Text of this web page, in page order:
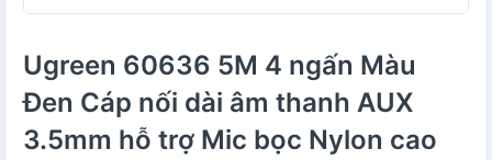
Ugreen 60636 5M 4 ngấn Màu
Đen Cáp nối dài âm thanh AUX
3.5mm hỗ trợ Mic bọc Nylon cao